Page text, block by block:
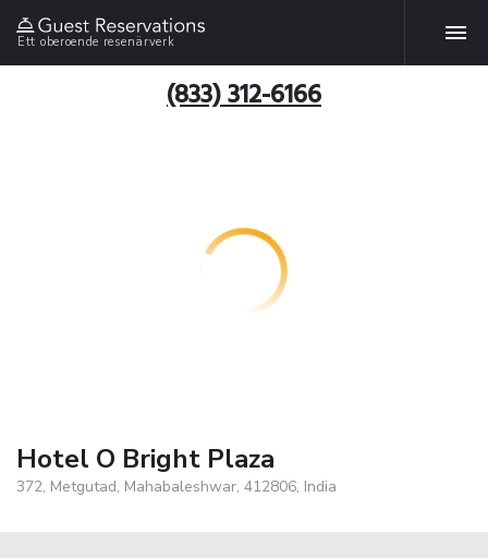
Ett oberoende resenärverk
(833) 312-6166
Hotel O Bright Plaza
372, Metgutad, Mahabaleshwar, 412806, India